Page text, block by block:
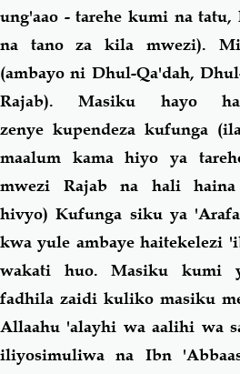
ung'aao - tarehe kumi na
na tano za kila mwezi).
(ambayo ni Dhul-Qa'dah,
Rajab). Masiku hayo
zenye kupendeza kufunga
maalum kama hiyo ya
mwezi Rajab na hali
hivyo) Kufunga siku ya
kwa yule ambaye haitekelezi
wakati huo. Masiku kumi
fadhila zaidi kuliko masiku
Allaahu 'alayhi wa aalihi wa
iliyosimuliwa na Ibn